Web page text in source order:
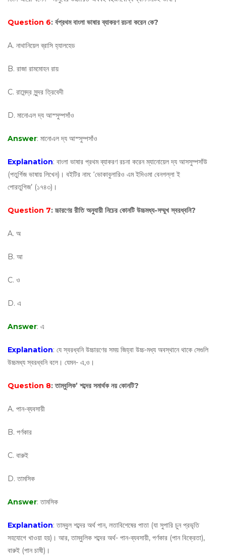
Question 6: র্বপ্রথম বাংলা ভাষার ব্যাকরণ রচনা করেন কে?
A. নাথানিয়েল ব্রাসি হ্যালহেড
B. রাজা রামমোহন রায়
C. রামেন্দ্র সুন্দর ত্রিবেদী
D. মানোএল দ্য আস্সু‌ম্পসাঁও
Answer: মানোএল দ্য আস্সু‌ম্পসাঁও
Explanation: বাংলা ভাষার প্রথম ব্যাকরণ রচনা করেন ম্যানোয়েল দ্য আসসুম্পসাঁউ
(পতুর্গিজ ভাষায় লিখেন)। বইটির নাম: ‘ভোকাবুলারিও এম ইদিওমা বেনগল্লা ই
পোরতুগিজ’ (১৭৪৩)।
Question 7: চ্চারণের রীতি অনুযায়ী নিচের কোনটি উচ্চমধ্য-সম্মুখ স্বরধ্বনি?
A. অ
B. আ
C. ও
D. এ
Answer: এ
Explanation: যে স্বরধ্বনি উচ্চারণের সময় জিহ্বা উচ্চ-মধ্য অবস্থানে থাকে সেগুলি
উচ্চমধ্য স্বরধ্বনি বলে। যেমন- এ,ও।
Question 8: তাম্বুলিক’ শব্দের সমার্থক নয় কোনটি?
A. পান-ব্যবসায়ী
B. পর্ণকার
C. বারুই
D. তামসিক
Answer: তামসিক
Explanation: তাম্বুল শব্দের অর্থ পান, লতাবিশেষের পাতা (যা সুপারি চুন প্রভৃতি
সহযোগে খাওয়া হয়)। আর, তাম্বুলিক শব্দের অর্থ- পান-ব্যবসায়ী, পর্ণকার (পান বিক্রেতা),
বারুই (পান চাষী)।